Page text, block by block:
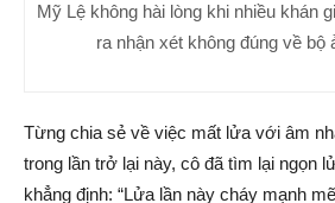
Mỹ Lệ không hài lòng khi nhiều khán
ra nhận xét không đúng về bộ
Từng chia sẻ về việc mất lửa với âm
trong lần trở lại này, cô đã tìm lại ngọn
khẳng định: “Lửa lần này cháy mạnh